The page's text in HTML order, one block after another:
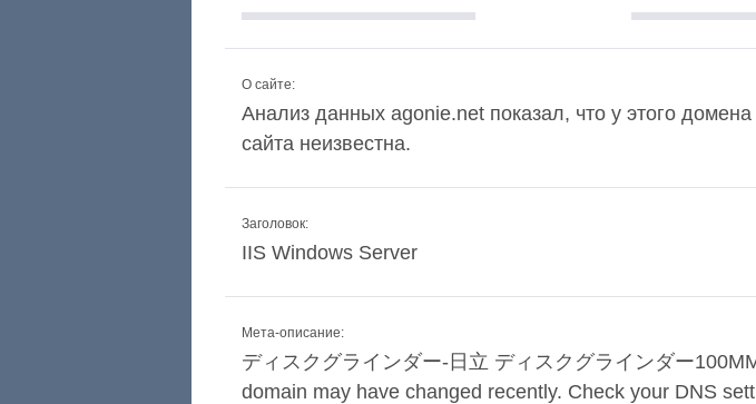
О сайте:
Анализ данных agonie.net показал, что у этого
сайта неизвестна.
Заголовок:
IIS Windows Server
Мета-описание:
ディスクグラインダー-日立 ディスクグラインダー
domain may have changed recently. Check your DNS